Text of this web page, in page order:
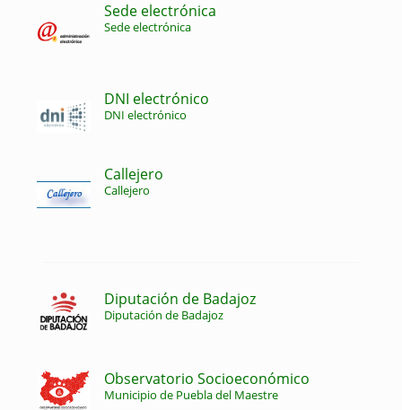
Sede electrónica
Sede electrónica
DNI electrónico
DNI electrónico
Callejero
Callejero
Diputación de Badajoz
Diputación de Badajoz
Observatorio Socioeconómico
Municipio de Puebla del Maestre